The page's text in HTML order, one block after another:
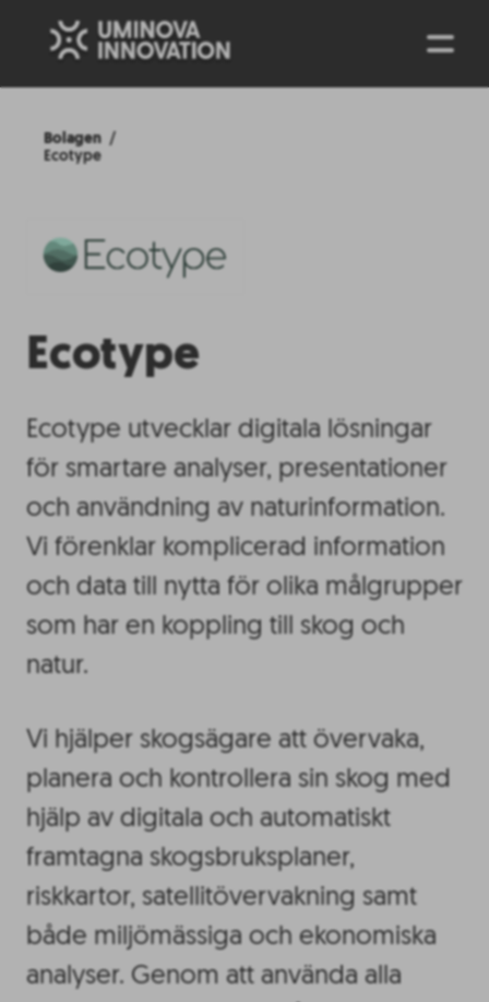
Bolagen
Ecotype
Ecotype
Ecotype utvecklar digitala lösningar
för smartare analyser, presentationer
och användning av naturinformation.
Vi förenklar komplicerad information
och data till nytta för olika målgrupper
som har en koppling till skog och
natur.
Vi hjälper skogsägare att övervaka,
planera och kontrollera sin skog med
hjälp av digitala och automatiskt
framtagna skogsbruksplaner,
riskkartor, satellitövervakning samt
både miljömässiga och ekonomiska
analyser. Genom att använda alla